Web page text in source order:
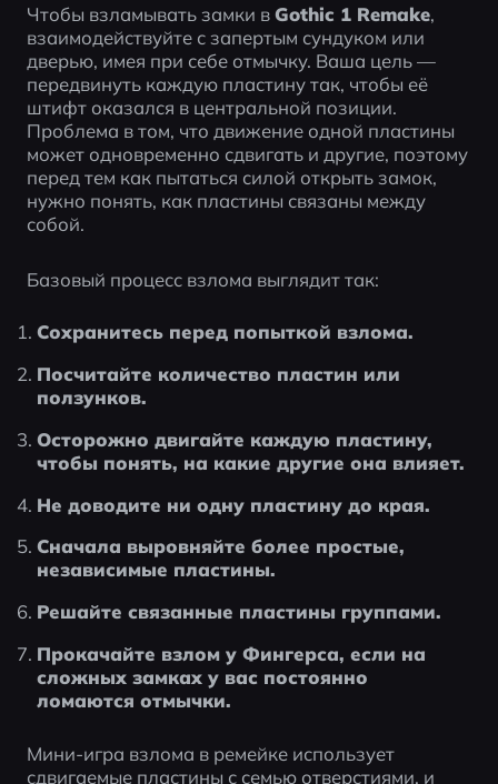
Чтобы взламывать замки в Gothic 1 Remake,
взаимодействуйте с запертым сундуком или
дверью, имея при себе отмычку. Ваша цель —
передвинуть каждую пластину так, чтобы её
штифт оказался в центральной позиции.
Проблема в том, что движение одной пластины
может одновременно сдвигать и другие, поэтому
перед тем как пытаться силой открыть замок,
нужно понять, как пластины связаны между
собой.
Базовый процесс взлома выглядит так:
Сохранитесь перед попыткой взлома.
Посчитайте количество пластин или
ползунков.
Осторожно двигайте каждую пластину,
чтобы понять, на какие другие она влияет.
Не доводите ни одну пластину до края.
Сначала выровняйте более простые,
независимые пластины.
Решайте связанные пластины группами.
Прокачайте взлом у Фингерса, если на
сложных замках у вас постоянно
ломаются отмычки.
Мини-игра взлома в ремейке использует
сдвигаемые пластины с семью отверстиями, и